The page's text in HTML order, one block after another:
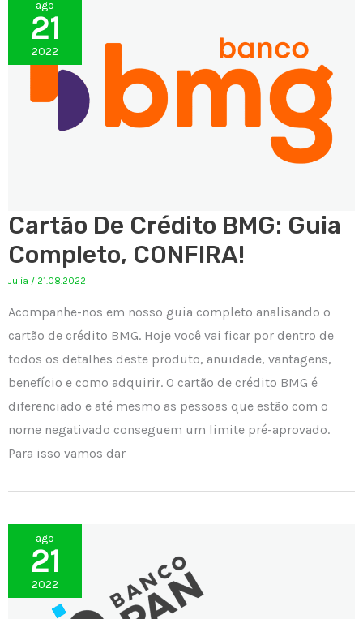
ago
21
2022
Cartão De Crédito BMG: Guia
Completo, CONFIRA!
Julia / 21.08.2022
Acompanhe-nos em nosso guia completo analisando o
cartão de crédito BMG. Hoje você vai ficar por dentro de
todos os detalhes deste produto, anuidade, vantagens,
benefício e como adquirir. O cartão de crédito BMG é
diferenciado e até mesmo as pessoas que estão com o
nome negativado conseguem um limite pré-aprovado.
Para isso vamos dar
ago
21
2022